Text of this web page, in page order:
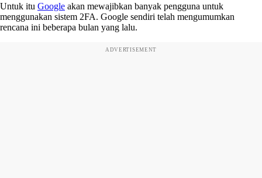
Untuk itu Google akan mewajibkan banyak pengguna untuk
menggunakan sistem 2FA. Google sendiri telah mengumumkan
rencana ini beberapa bulan yang lalu.
ADVERTISEMENT